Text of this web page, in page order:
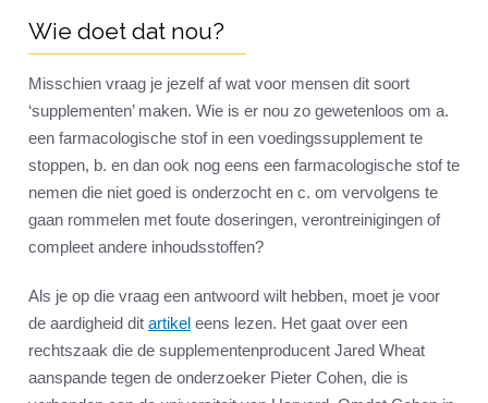
Wie doet dat nou?
Misschien vraag je jezelf af wat voor mensen dit soort
‘supplementen’ maken. Wie is er nou zo gewetenloos om a.
een farmacologische stof in een voedingssupplement te
stoppen, b. en dan ook nog eens een farmacologische stof te
nemen die niet goed is onderzocht en c. om vervolgens te
gaan rommelen met foute doseringen, verontreinigingen of
compleet andere inhoudsstoffen?
Als je op die vraag een antwoord wilt hebben, moet je voor
de aardigheid dit artikel eens lezen. Het gaat over een
rechtszaak die de supplementenproducent Jared Wheat
aanspande tegen de onderzoeker Pieter Cohen, die is